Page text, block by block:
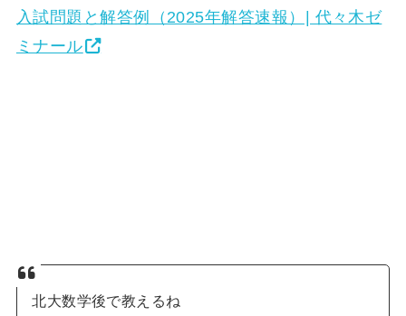
入試問題と解答例（2025年解答速報）| 代々木ゼ
ミナール
北大数学後で教えるね